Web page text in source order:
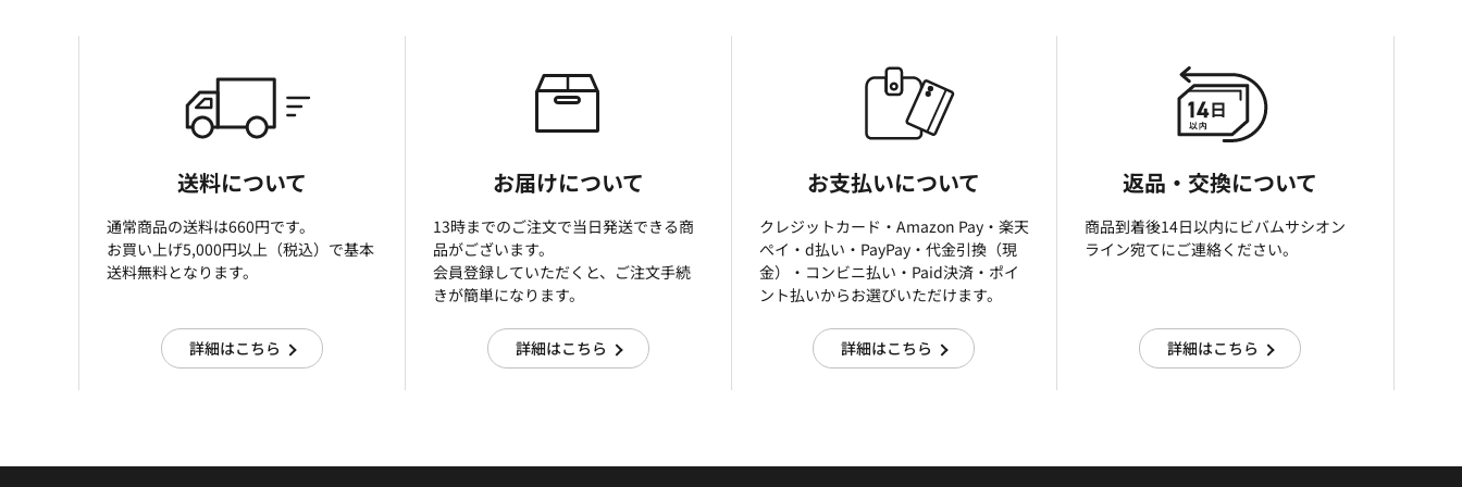
送料について
通常商品の送料は660円です。
お買い上げ5,000円以上（税込）で基本
送料無料となります。
詳細はこちら
お届けについて
13時までのご注文で当日発送できる商
品がございます。
会員登録していただくと、ご注文手続
きが簡単になります。
詳細はこちら
お支払いについて
クレジットカード・Amazon Pay・楽天
ぺイ・d払い・PayPay・代金引換（現
金）・コンビニ払い・Paid決済・ポイ
ント払いからお選びいただけます。
詳細はこちら
返品・交換について
商品到着後14日以内にビバムサシオン
ライン宛てにご連絡ください。
詳細はこちら